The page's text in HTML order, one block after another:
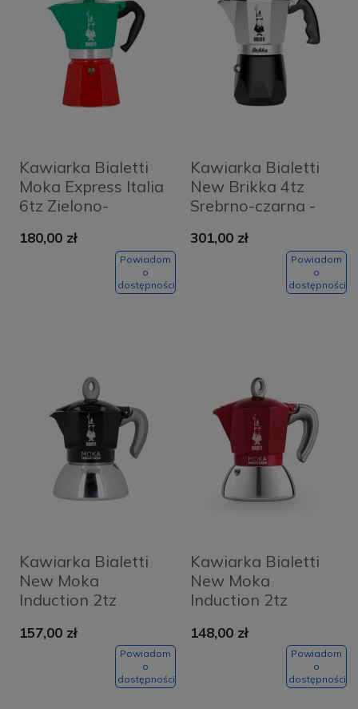
Kawiarka Bialetti
Moka Express Italia
6tz Zielono-
and red
180,00 zł
Powiadom
o
dostępności
Kawiarka Bialetti
New Brikka 4tz
Srebrno-czarna -
301,00 zł
Powiadom
o
dostępności
Kawiarka Bialetti
New Moka
Induction 2tz
157,00 zł
Powiadom
o
dostępności
Kawiarka Bialetti
New Moka
Induction 2tz
148,00 zł
Powiadom
o
dostępności